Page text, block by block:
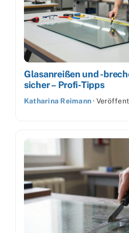
Glasanreißen und -
sicher – Profi‑Tipps
Katharina Reimann·